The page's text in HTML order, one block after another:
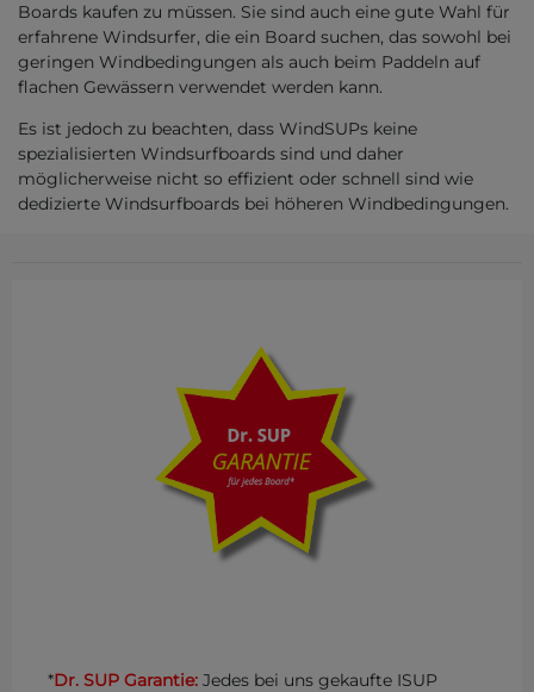
Boards kaufen zu müssen. Sie sind auch eine gute Wahl für
erfahrene Windsurfer, die ein Board suchen, das sowohl bei
geringen Windbedingungen als auch beim Paddeln auf
flachen Gewässern verwendet werden kann.
Es ist jedoch zu beachten, dass WindSUPs keine
spezialisierten Windsurfboards sind und daher
möglicherweise nicht so effizient oder schnell sind wie
dedizierte Windsurfboards bei höheren Windbedingungen.
*Dr. SUP Garantie: Jedes bei uns gekaufte ISUP